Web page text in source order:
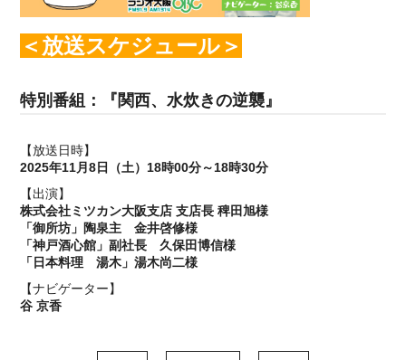
＜放送スケジュール＞
特別番組：『関西、水炊きの逆襲』
【放送日時】
2025年11月8日（土）18時00分～18時30分
【出演】
株式会社ミツカン大阪支店 支店長 稗田旭様
「御所坊」陶泉主 金井啓修様
「神戸酒心館」副社長 久保田博信様
「日本料理 湯木」湯木尚二様
【ナビゲーター】
谷 京香